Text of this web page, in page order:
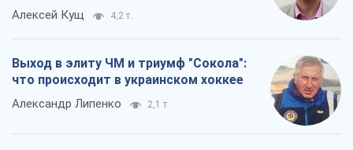
Алексей Кущ 4,2 т.
Выход в элиту ЧМ и триумф "Сокола":
что происходит в украинском хоккее
Александр Липенко 2,1 т.